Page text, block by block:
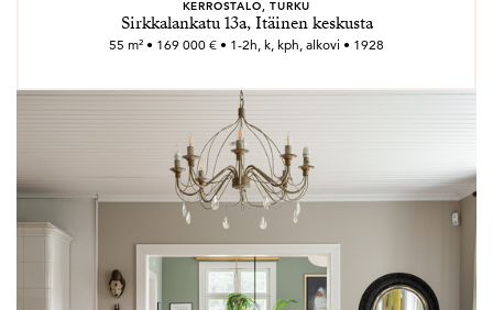
KERROSTALO, TURKU
Sirkkalankatu 13a, Itäinen keskusta
55 m² • 169 000 € • 1-2h, k, kph, alkovi • 1928